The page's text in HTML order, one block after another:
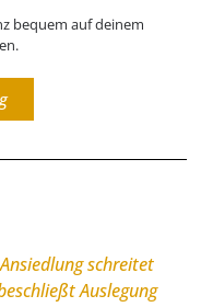
bequem auf deinem
schreitet
Auslegung